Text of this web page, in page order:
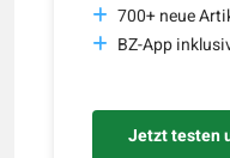
700+ neue
BZ-App
Jetzt testen